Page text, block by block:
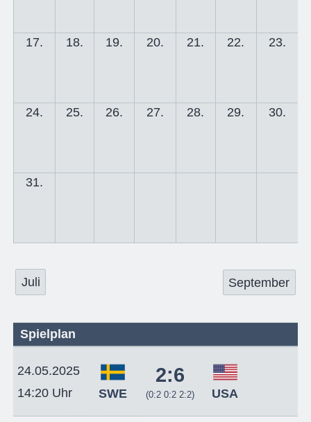
17. 18. 19. 20. 21. 22. 23.
24. 25. 26. 27. 28. 29. 30.
31.
Juli September
Spielplan
24.05.2025
14:20 Uhr
SWE
2:6
(0:2 0:2 2:2) USA